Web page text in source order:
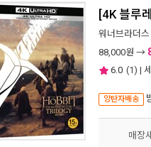
[4K 블루
워너브라더스
88,000원 →
6.0 (1) |
양탄자배송
매장